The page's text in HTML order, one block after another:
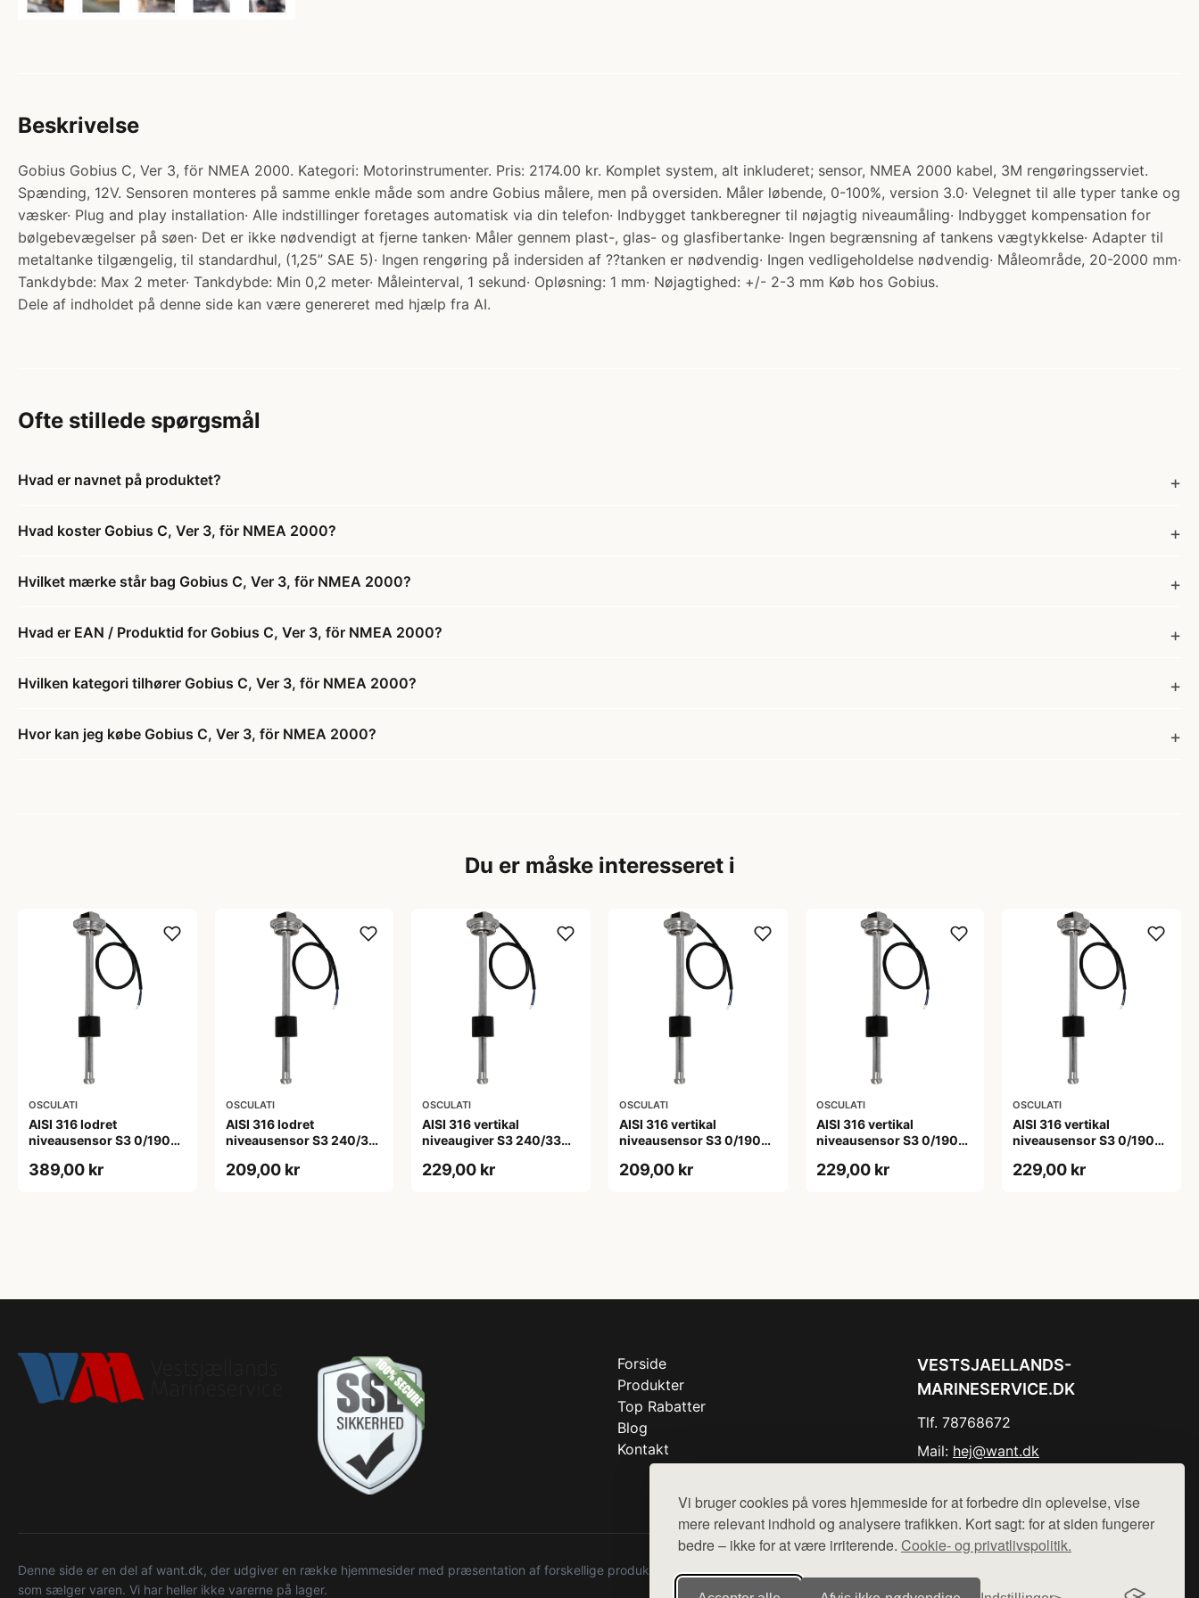
Vi bruger cookies på vores hjemmeside for at forbedre din oplevelse, vise
mere relevant indhold og analysere trafikken. Kort sagt: for at siden fungerer
bedre – ikke for at være irriterende. Cookie- og privatlivspolitik.
Beskrivelse
Gobius Gobius C, Ver 3, för NMEA 2000. Kategori: Motorinstrumenter. Pris: 2174.00 kr. Komplet system, alt inkluderet; sensor, NMEA 2000 kabel, 3M rengøringsserviet.
Spænding, 12V. Sensoren monteres på samme enkle måde som andre Gobius målere, men på oversiden. Måler løbende, 0-100%, version 3.0· Velegnet til alle typer tanke og
væsker· Plug and play installation· Alle indstillinger foretages automatisk via din telefon· Indbygget tankberegner til nøjagtig niveaumåling· Indbygget kompensation for
bølgebevægelser på søen· Det er ikke nødvendigt at fjerne tanken· Måler gennem plast-, glas- og glasfibertanke· Ingen begrænsning af tankens vægtykkelse· Adapter til
metaltanke tilgængelig, til standardhul, (1,25” SAE 5)· Ingen rengøring på indersiden af ??tanken er nødvendig· Ingen vedligeholdelse nødvendig· Måleområde, 20-2000 mm·
Tankdybde: Max 2 meter· Tankdybde: Min 0,2 meter· Måleinterval, 1 sekund· Opløsning: 1 mm· Nøjagtighed: +/- 2-3 mm Køb hos Gobius.
Dele af indholdet på denne side kan være genereret med hjælp fra AI.
Ofte stillede spørgsmål
Hvad er navnet på produktet?
Hvad koster Gobius C, Ver 3, för NMEA 2000?
Hvilket mærke står bag Gobius C, Ver 3, för NMEA 2000?
Hvad er EAN / Produktid for Gobius C, Ver 3, för NMEA 2000?
Hvilken kategori tilhører Gobius C, Ver 3, för NMEA 2000?
Hvor kan jeg købe Gobius C, Ver 3, för NMEA 2000?
Du er måske interesseret i
OSCULATI
AISI 316 lodret
niveausensor S3 0/190
389,00 kr
OSCULATI
AISI 316 lodret
niveausensor S3 240/33
209,00 kr
OSCULATI
AISI 316 vertikal
niveaugiver S3 240/33
229,00 kr
OSCULATI
AISI 316 vertikal
niveausensor S3 0/190
209,00 kr
OSCULATI
AISI 316 vertikal
niveausensor S3 0/190
229,00 kr
OSCULATI
AISI 316 vertikal
niveausensor S3 0/190
229,00 kr
Forside
Produkter
Top Rabatter
Blog
Kontakt
VESTSJAELLANDS-
MARINESERVICE.DK
Tlf. 78768672
Mail: hej@want.dk
Denne side er en del af want.dk, der udgiver en række hjemmesider med præsentation af forskellige produkter fra diverse webshops. Der sælges ikke varer fra denne side - vi henviser til de shops,
som sælger varen. Vi har heller ikke varerne på lager.